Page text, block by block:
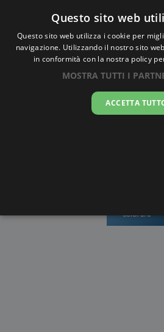
Ora Esatta
colorare
Questo sito web
Questo sito web utilizza i cookie per
navigazione. Utilizzando il nostro sito
in conformità con la nostra policy
MOSTRA TUTTI I
ACCETTA